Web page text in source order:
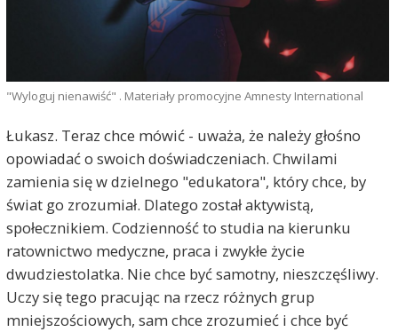
"Wyloguj nienawiść" . Materiały promocyjne Amnesty International
Łukasz. Teraz chce mówić - uważa, że należy głośno
opowiadać o swoich doświadczeniach. Chwilami
zamienia się w dzielnego "edukatora", który chce, by
świat go zrozumiał. Dlatego został aktywistą,
społecznikiem. Codzienność to studia na kierunku
ratownictwo medyczne, praca i zwykłe życie
dwudziestolatka. Nie chce być samotny, nieszczęśliwy.
Uczy się tego pracując na rzecz różnych grup
mniejszościowych, sam chce zrozumieć i chce być